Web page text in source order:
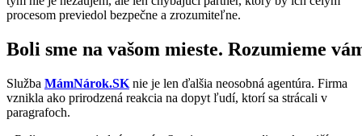
procesom previedol bezpečne a zrozumiteľne.
Boli sme na vašom mieste. Rozumieme
Služba MámNárok.SK nie je len ďalšia neosobná agentúra. Firma
vznikla ako prirodzená reakcia na dopyt ľudí, ktorí sa strácali v
paragrafoch.